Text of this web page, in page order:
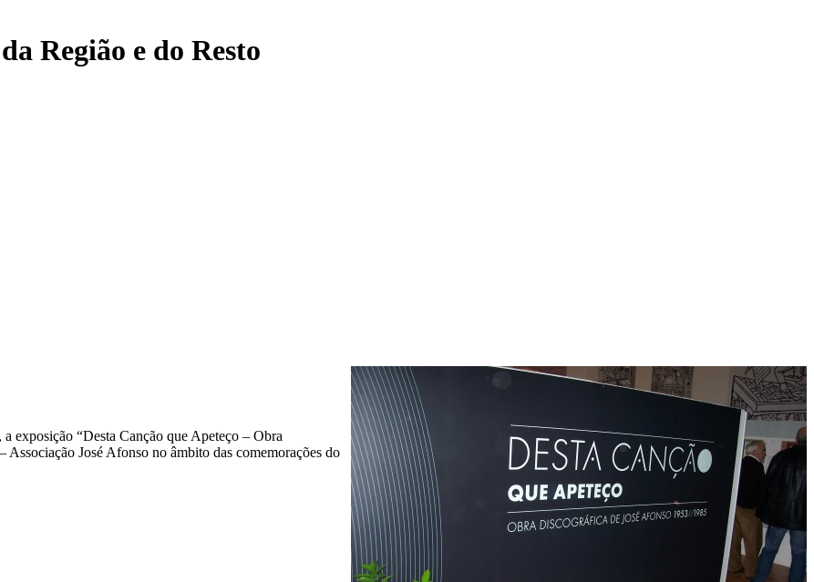
Região e do Resto
exposição “Desta Canção que Apeteço – Obra
José Afonso no âmbito das comemorações do